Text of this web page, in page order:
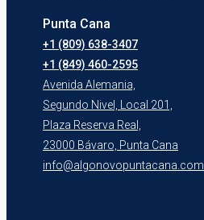
Punta Cana
+1 (809) 638-3407
+1 (849) 460-2595
Avenida Alemania,
Segundo Nivel, Local 201,
Plaza Reserva Real,
23000 Bávaro, Punta Cana
info@algonovopuntacana.com